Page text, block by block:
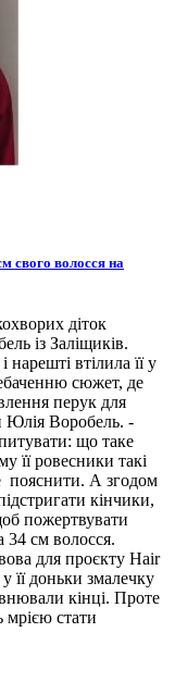
свого волосся на
діток
із Заліщиків.
втілила її у
сюжет, де
перук для
Юлія Воробель. -
що таке
її ровесники такі
пояснити. А згодом
кінчики,
пожертвувати
34 см волосся.
для проєкту Hair
її доньки змалечку
кінці. Проте
мрією стати